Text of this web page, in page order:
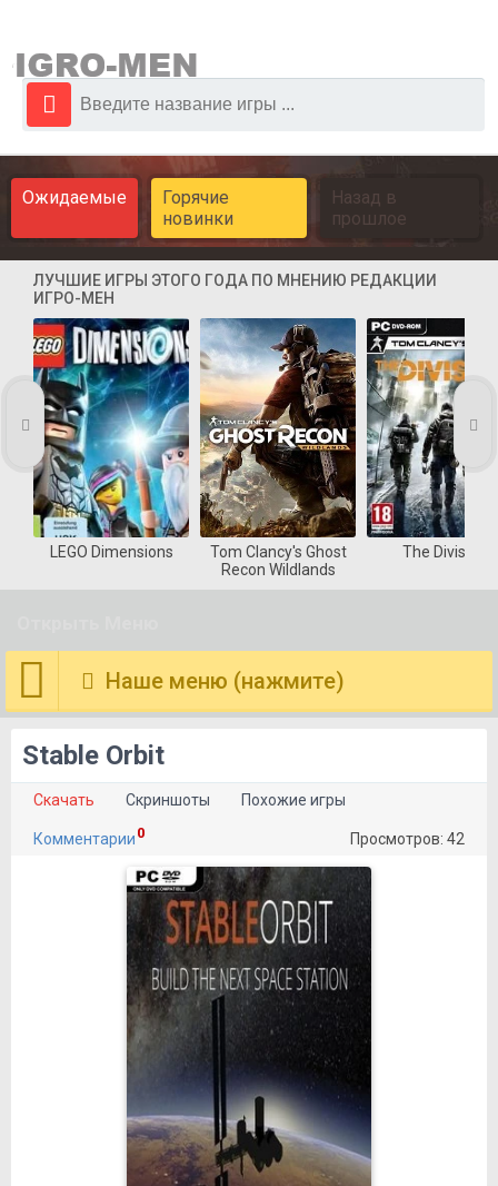
Ожидаемые
Горячие
новинки
Назад в
прошлое
ЛУЧШИЕ ИГРЫ ЭТОГО ГОДА ПО МНЕНИЮ РЕДАКЦИИ
ИГРО-МЕН
LEGO Dimensions
Tom Clancy's Ghost
Recon Wildlands
The Division
Наше меню (нажмите)
Stable Orbit
Скачать Скриншоты Похожие игры
Комментарии 0 Просмотров: 42